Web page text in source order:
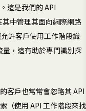
這是我們的 API
中管理其面向網際網路
許客戶使用工作階段識
，這有助於專門識別探
客戶也常常會忽略其 API
（使用 API 工作階段來找